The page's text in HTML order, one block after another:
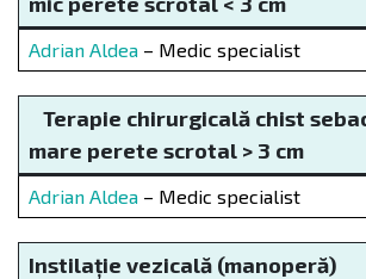
Adrian Aldea – Medic specialist
Terapie chirurgicală chist
mare perete scrotal > 3 cm
Adrian Aldea – Medic specialist
Instilație vezicală (manoperă)